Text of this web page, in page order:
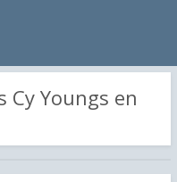
Cy Youngs en